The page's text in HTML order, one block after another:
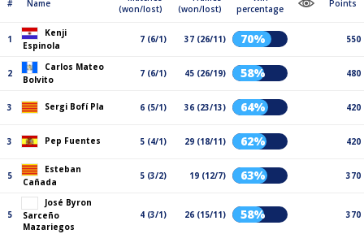
# Name
(won/lost)
(won/lost)
percentage
Points
1
Kenji
Espinola
7 (6/1) 37 (26/11) 70% 550
2
Carlos Mateo
Bolvito
7 (6/1) 45 (26/19) 58% 480
3 Sergi Bofí Pla 6 (5/1) 36 (23/13) 64% 420
3 Pep Fuentes 5 (4/1) 29 (18/11) 62% 420
5
Esteban
Cañada
5 (3/2) 19 (12/7) 63% 370
5
José Byron
Sarceño
Mazariegos
4 (3/1) 26 (15/11) 58% 370